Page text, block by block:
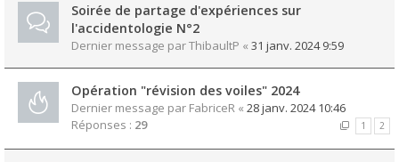
Soirée de partage d'expériences sur
l'accidentologie N°2
Dernier message parThibaultP « 31 janv. 2024 9:59
Opération "révision des voiles" 2024
Dernier message par FabriceR « 28 janv. 2024 10:46
Réponses : 29 1 2